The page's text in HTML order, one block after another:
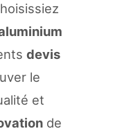
devis
le
et
de